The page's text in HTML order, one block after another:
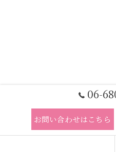
06-
お問い合わせはこちら